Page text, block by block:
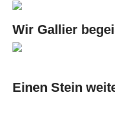
Wir Gallier
Einen Stein